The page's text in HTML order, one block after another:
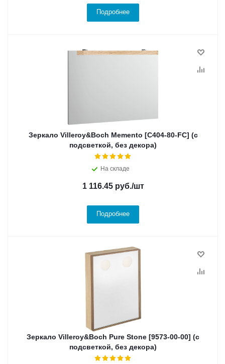
Подробнее
Зеркало Villeroy&Boch Memento [C404-80-FC] (с
подсветкой, без декора)
На складе
1 116.45руб./шт
Подробнее
Зеркало Villeroy&Boch Pure Stone [9573-00-00] (с
подсветкой, без декора)